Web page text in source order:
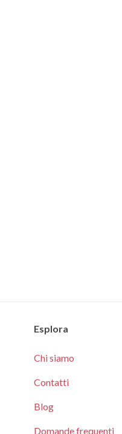
Esplora
Chi siamo
Contatti
Blog
Domande frequenti